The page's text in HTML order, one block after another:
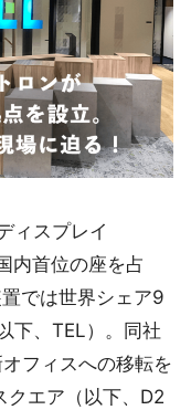
ィスプレイ
内首位の座を占
では世界シェア9
下、TEL）。同社
フィスへの移転を
クエア（以下、D2